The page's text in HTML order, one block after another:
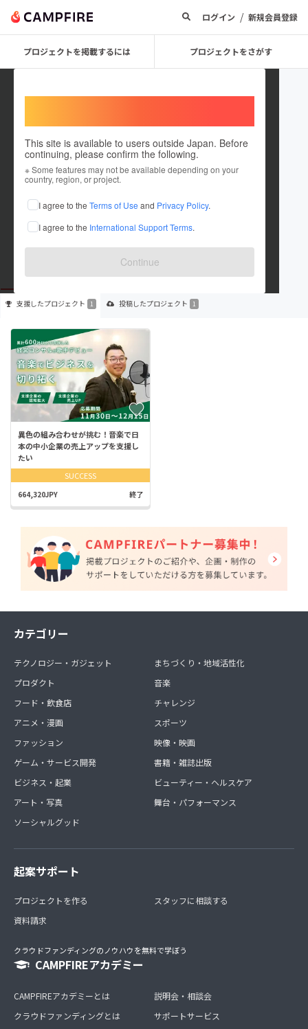
ログイン / 新規会員登録
プロジェクトを掲載するには プロジェクトをさがす
This site is available to users outside Japan. Before
continuing, please confirm the following.
※ Some features may not be available depending on your
country, region, or project.
I agree to the Terms of Use and Privacy Policy.
I agree to the International Support Terms.
Continue
AQUA REMEDY
これまでに1回支援して1件のプロジェクトを投稿しています
在住国：日本 現在地：未設定
出身国：日本 出身地：未設定
支援したプロジェクト 1 投稿したプロジェクト 1
異色の組み合わせが挑む！音楽で日
本の中小企業の売上アップを支援し
たい
SUCCESS
664,320JPY 終了
カテゴリー
テクノロジー・ガジェット
プロダクト
フード・飲食店
アニメ・漫画
ファッション
ゲーム・サービス開発
ビジネス・起業
アート・写真
ソーシャルグッド
まちづくり・地域活性化
音楽
チャレンジ
スポーツ
映像・映画
書籍・雑誌出版
ビューティー・ヘルスケア
舞台・パフォーマンス
起案サポート
プロジェクトを作る
資料請求
スタッフに相談する
クラウドファンディングのノウハウを無料で学ぼう
CAMPFIREアカデミー
CAMPFIREアカデミーとは
クラウドファンディングとは
説明会・相談会
サポートサービス